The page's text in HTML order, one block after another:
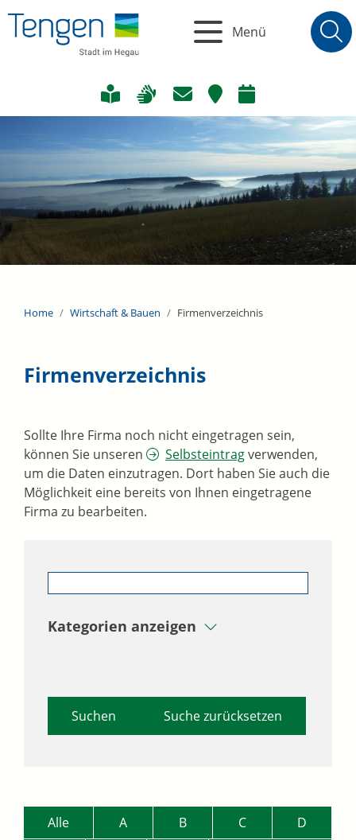
Menü
Home Wirtschaft & Bauen Firmenverzeichnis
Firmenverzeichnis
Sollte Ihre Firma noch nicht eingetragen sein,
können Sie unseren
Selbsteintragverwenden,
um die Daten einzutragen. Dort haben Sie auch die
Möglichkeit eine bereits von Ihnen eingetragene
Firma zu bearbeiten.
Kategorien anzeigen
Suche zurücksetzen
Alle A B C
D